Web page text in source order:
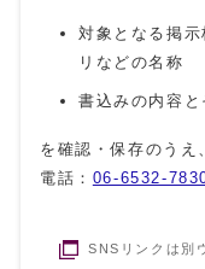
対象となる掲
リなどの名称
書込みの内容
を確認・保存のうえ
電話： 06-6532-
SNSリンクは別